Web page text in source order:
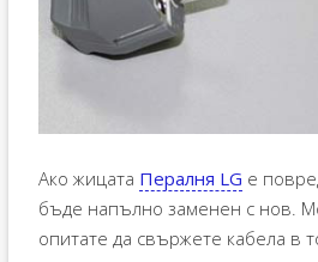
Ако жицата Пералня LG е
бъде напълно заменен с нов.
опитате да свържете кабела в